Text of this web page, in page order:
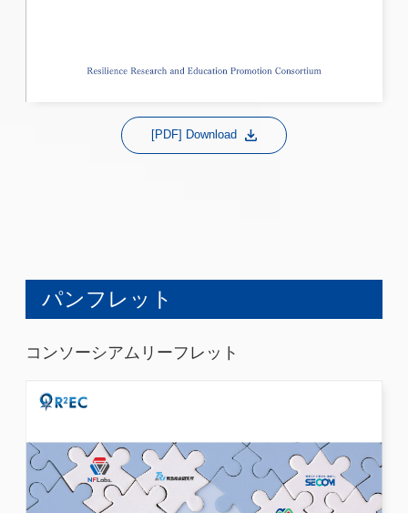
[PDF] Download
パンフレット
コンソーシアムリーフレット